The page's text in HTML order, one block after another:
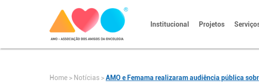
Institucional Projetos
Home > Notícias >AMO e Femama realizaram audiência pública